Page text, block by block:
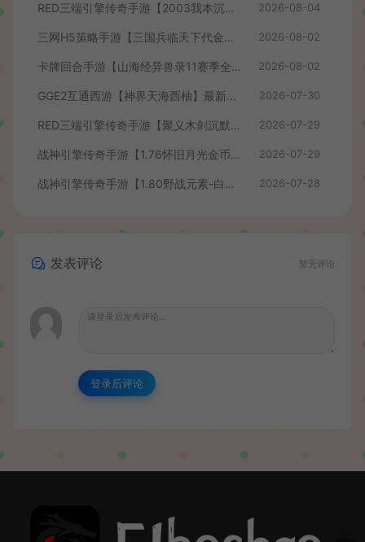
RED三端引擎传奇手游【2003我本沉默】最新整理Win系服务端+安卓苹果PC三端+详细搭建教程 2026-08-04
三网H5策略手游【三国兵临天下代金券内购七合修复版】最新整理单机一键即玩镜像端+Linux手工服务端+管理后台+GM授权后台+简易安卓客户端+详细搭建教程+视频教程 2026-08-02
卡牌回合手游【山海经异兽录11赛季全人物代金券内购版】最新整理WIN系服务端+授权GM后台+管理后台+热更修改工具+安卓+详细搭建教程 2026-08-02
GGE2互通西游【神界天海西柚】最新整理Win系服务端+安卓苹果PC三端+内置GM工具+全套源码+详细搭建教程+视频教程 2026-07-30
RED三端引擎传奇手游【聚义木剑沉默高仿嘟嘟沉默】最新整理Win系服务端+安卓苹果PC三端+详细搭建教程 2026-07-29
战神引擎传奇手游【1.76怀旧月光金币版】最新整理Win系复古服务端+安卓苹果双端+GM授权物品后台+详细搭建教程 2026-07-29
战神引擎传奇手游【1.80野战元素-白猪7.2免授权】最新整理Win系特色服务端+安卓+GM授权物品后台+详细搭建教程 2026-07-28
发表评论 暂无评论
登录后评论